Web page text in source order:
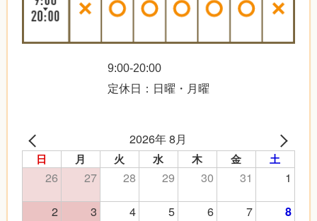
9:00-20:00
定休日：日曜・月曜
2026年 8月
日 月 火 水 木 金 土
26 27 28 29 30 31
1
2
3 4 5 6 7 8